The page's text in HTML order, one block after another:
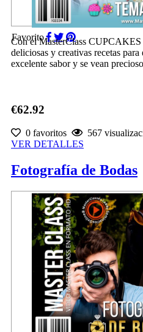
Favorito
Con el MasterClass
deliciosas y creativas recetas para
excelente sabor y se vean
€62.92
0 favoritos
567
VER DETALLES
Fotografía de Bodas